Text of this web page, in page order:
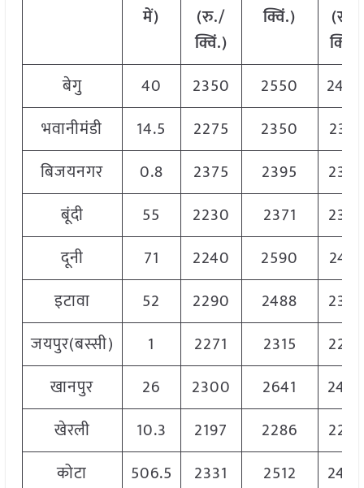
में)
(रु./
क्विं.)
क्विं.)
(रु./
क्विं.)
बेगु
40 2350 2550
भवानीमंडी
14.5 2275 2350
2313
बिजयनगर
0.8 2375 2395
2385
बूंदी
55 2230 2371
2301
दूनी
71 2240 2590
2415
इटावा
52 2290 2488
2389
जयपुर(बस्सी)
1 2271 2315
2293
खानपुर
26 2300 2641
2450
खेरली
10.3 2197 2286
2259
कोटा
506.5 2331 2512
2450